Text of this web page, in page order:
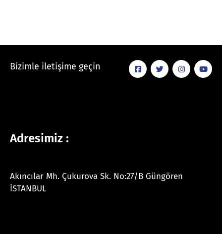
Bizimle iletişime geçin
Adresimiz :
Akıncılar Mh. Çukurova Sk. No:27/B Güngören
İSTANBUL